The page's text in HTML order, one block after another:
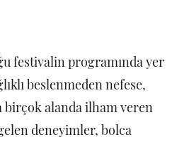
festivalin programında yer
beslenmeden nefese,
birçok alanda ilham veren
deneyimler, bolca